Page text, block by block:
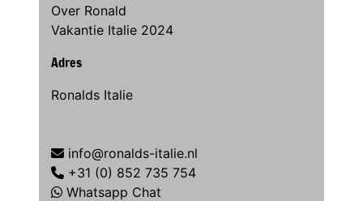
Over Ronald
Vakantie Italie 2024
Adres
Ronalds Italie
info@ronalds-italie.nl
+31 (0) 852 735 754
Whatsapp Chat